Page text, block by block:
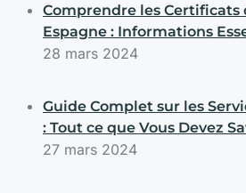
Comprendre les Certificats
Espagne : Informations
Transactions Immobilières
28 mars 2024
Guide Complet sur les
: Tout ce que Vous Devez
la Vente ou la Construction
27 mars 2024